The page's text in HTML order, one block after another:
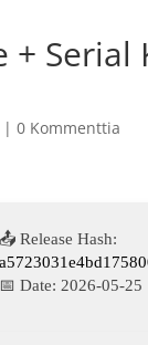
|0 Kommenttia
📤 Release Hash:
📅 Date: 2026-05-25